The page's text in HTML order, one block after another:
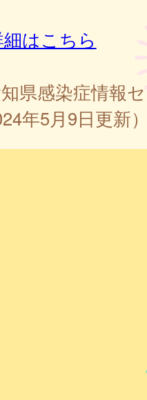
はこちら
県感染症情報
年5月9日更新）